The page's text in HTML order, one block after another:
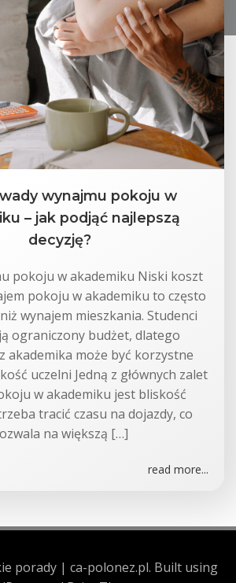
wynajmu pokoju w
– jak podjąć najlepszą
decyzję?
pokoju w akademiku Niski koszt
pokoju w akademiku to często
wynajem mieszkania. Studenci
ograniczony budżet, dlatego
akademika może być korzystne
uczelni Jedną z głównych zalet
w akademiku jest bliskość
tracić czasu na dojazdy, co
na większą […]
read more...
porady | ca-polonez.pl. Built using